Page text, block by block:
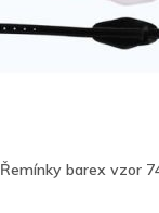
Řemínky barex vzor